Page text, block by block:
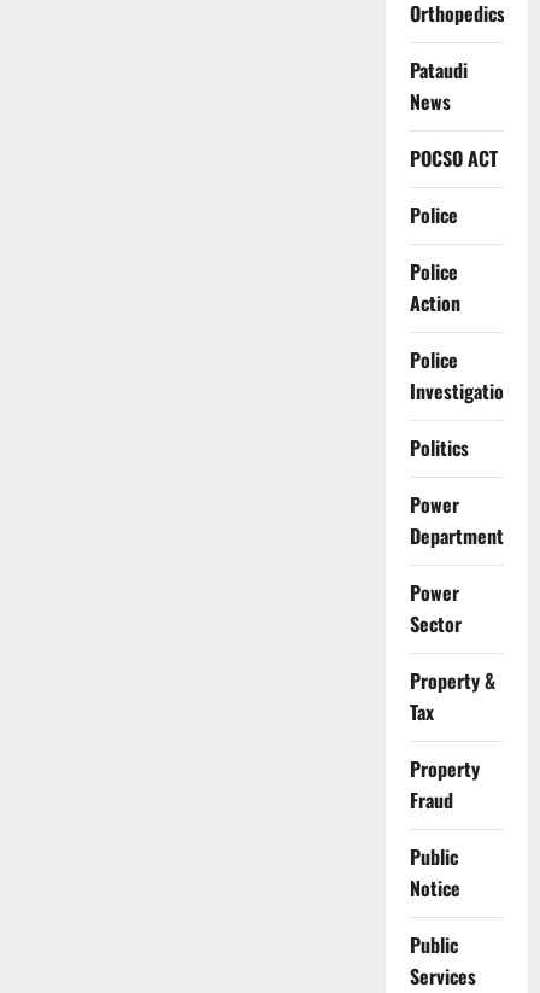
Orthopedics
Pataudi
News
POCSO ACT
Police
Police
Action
Police
Investigation
Politics
Power
Department
Power
Sector
Property &
Tax
Property
Fraud
Public
Notice
Public
Services